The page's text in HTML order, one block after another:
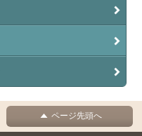
ページ先頭へ